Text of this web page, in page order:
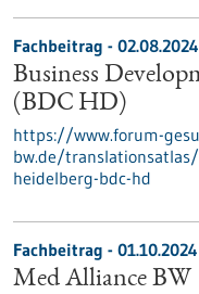
Fachbeitrag - 02.08.2024
Business
(BDC HD)
https://www.forum-
bw.de/
heidelberg-bdc-hd
Fachbeitrag - 01.10.2024
Med Alliance BW